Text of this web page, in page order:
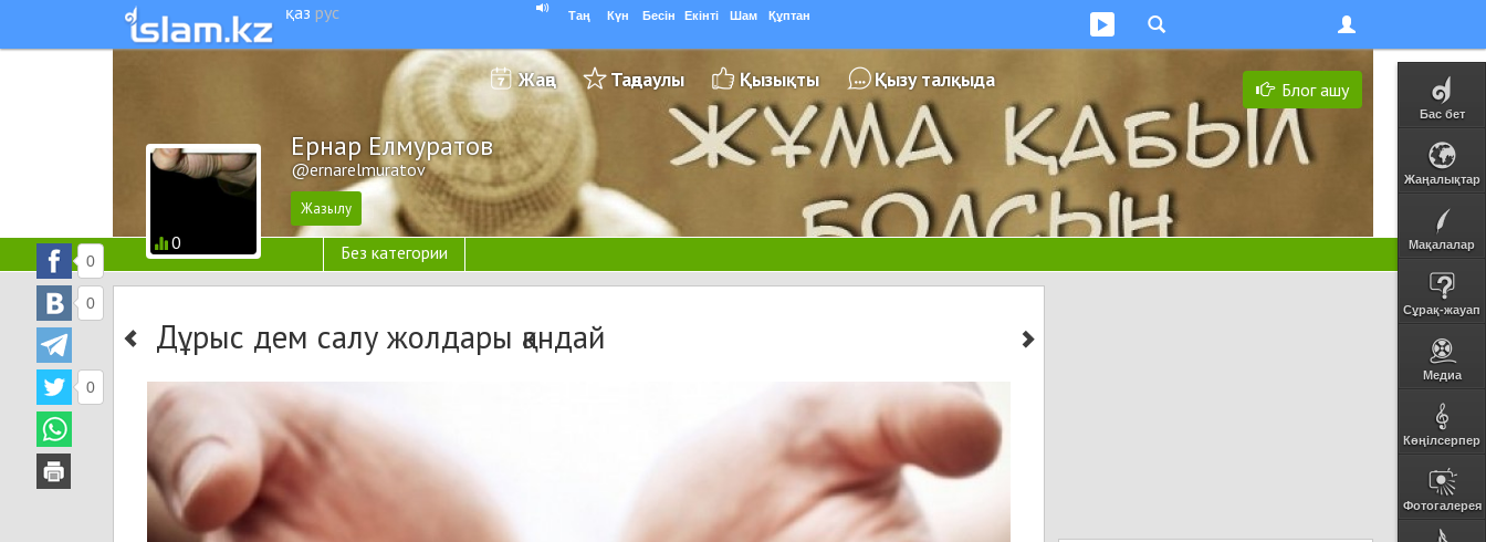
қаз рус Таң Күн Бесін Екінті Шам Құптан
Бас бет
Жаңалықтар
Мақалалар
Сұрақ-жауап
Медиа
Көңілсерпер
Фотогалерея
Блог ашу
Жаңа Таңдаулы Қызықты Қызу талқыда
0
Ернар Елмуратов
@ernarelmuratov
Без категории
Дұрыс дем салу жолдары қандай
0
0
0